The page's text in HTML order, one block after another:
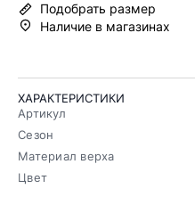
Подобрать размер
Наличие в магазинах
ХАРАКТЕРИСТИКИ
Артикул
Сезон
Материал верха
Цвет